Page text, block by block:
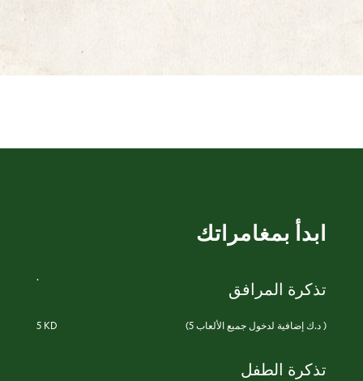
ابدأ بمغامراتك
.
تذكرة المرافق
5 KD (5 د.ك إضافية لدخول جميع الألعاب )
تذكرة الطفل